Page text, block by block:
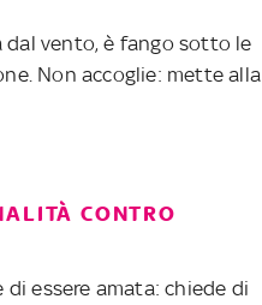
dal vento, è fango sotto le
Non accoglie: mette alla
CONTRO
essere amata: chiede di